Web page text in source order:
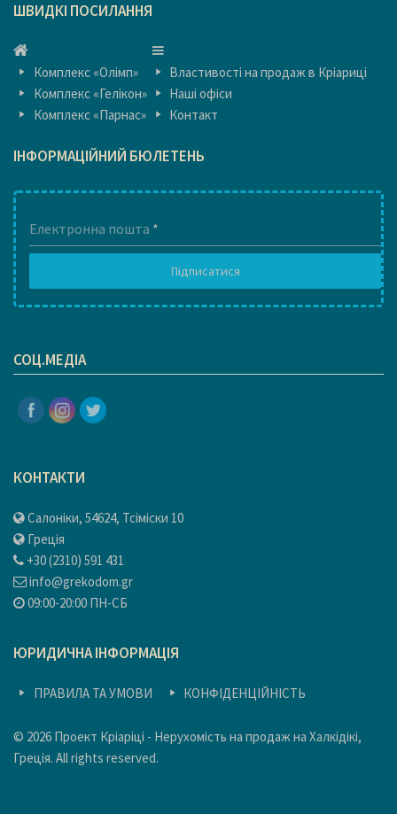
ШВИДКІ ПОСИЛАННЯ
ГОЛОВНА
Комплекс «Олімп»
Комплекс «Гелікон»
Комплекс «Парнас»
Властивості на продаж в Кріариці
Наші офіси
Контакт
ІНФОРМАЦІЙНИЙ БЮЛЕТЕНЬ
Електронна пошта *
Підписатися
СОЦ.МЕДІА
КОНТАКТИ
Салоніки, 54624, Тсіміски 10
Греція
+30 (2310) 591 431
info@grekodom.gr
09:00-20:00 ПН-СБ
ЮРИДИЧНА ІНФОРМАЦІЯ
ПРАВИЛА ТА УМОВИ КОНФІДЕНЦІЙНІСТЬ
© 2026 Проект Кріаріці - Нерухомість на продаж на Халкідікі,
Греція. All rights reserved.